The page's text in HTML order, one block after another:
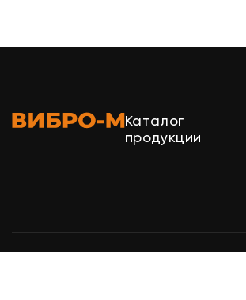
Каталог
продукции